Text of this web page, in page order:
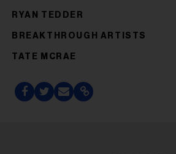
RYAN TEDDER
BREAKTHROUGH ARTISTS
TATE MCRAE